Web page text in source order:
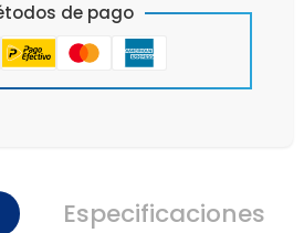
de pago
Especificaciones